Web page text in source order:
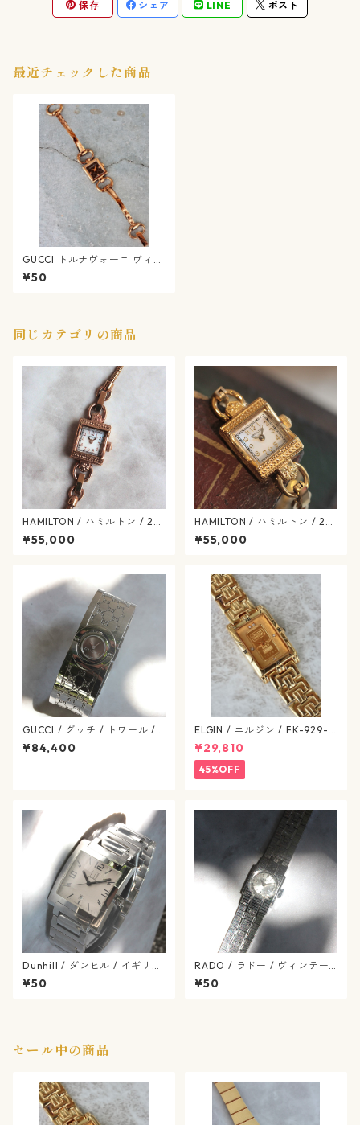
保存 シェア LINE ポスト
最近チェックした商品
GUCCI トルナヴォーニ ヴィン
テージウォッチ
¥50
同じカテゴリの商品
HAMILTON / ハミルトン / 28
0.002 / H31241113 / アメリ
カン クラシック / マザーオブ
¥55,000
HAMILTON / ハミルトン / 28
0.002 / H31.231.113 / アメリ
カン クラシック / マザーオブ
¥55,000
GUCCI / グッチ / トワール /
バングルウォッチ / YA112501
/ クオーツ / SS / リバーシブル
¥84,400
ELGIN / エルジン / FK-929-C
ゴールド / 638-07-elgin
¥29,810
45%OFF
Dunhill / ダンヒル / イギリス
ブランド / スクエア ファセッ
ト ダンヒリオン / クォーツ式
¥50
RADO / ラドー / ヴィンテー
ジ / 手巻き式 / 腕時計 / rado
-553-02
¥50
セール中の商品